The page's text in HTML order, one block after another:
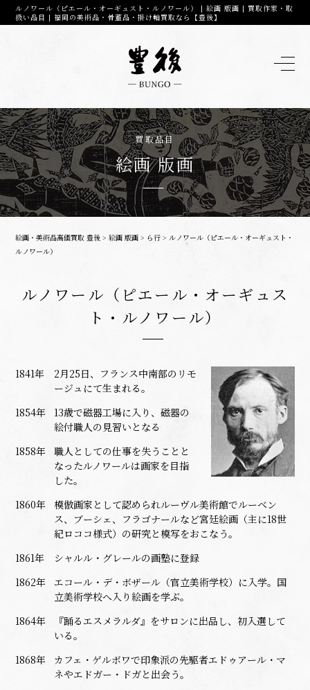
ルノワール（ピエール・オーギュスト・ルノワール） | 絵画 版画 | 買取作家・取
扱い品目 | 福岡の美術品・骨董品・掛け軸買取なら【豊後】
買取品目
絵画 版画
絵画・美術品高価買取 豊後 >絵画 版画 > ら行 > ルノワール（ピエール・オーギュスト・
ルノワール）
ルノワール（ピエール・オーギュス
ト・ルノワール）
1841年
2月25日、フランス中南部のリモ
ージュにて生まれる。
1854年
13歳で磁器工場に入り、磁器の
絵付職人の見習いとなる
1858年
職人としての仕事を失うことと
なったルノワールは画家を目指
した。
1860年
模倣画家として認められルーヴル美術館でルーベン
ス、ブーシェ、フラゴナールなど宮廷絵画（主に18世
紀ロココ様式）の研究と模写をおこなう。
1861年
シャルル・グレールの画塾に登録
1862年
エコール・デ・ボザール（官立美術学校）に入学。国
立美術学校へ入り絵画を学ぶ。
1864年
『踊るエスメラルダ』をサロンに出品し、初入選して
いる。
1868年
カフェ・ゲルボワで印象派の先駆者エドゥアール・マ
ネやエドガー・ドガと出会う。